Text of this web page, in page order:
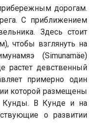
дорогам.
С приближением
Здесь стоит
чтобы взглянуть на
(Simunamäe)
растет девственный
примерно один
которой размещены
Кунды. В Кунде и на
о развитии